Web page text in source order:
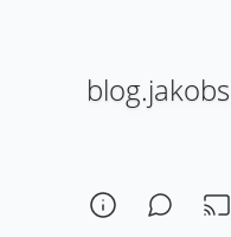
blog.jakobs